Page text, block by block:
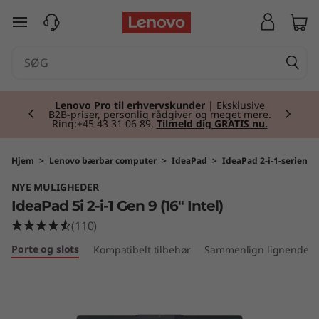
a
d
5
spring til hovedindhold
Lenovo Pro til erhvervskunder| Eksklusive
B2B-priser, personlig rådgiver og meget mere.
Ring:+45 43 31 06 89. Tilmeld dig GRATIS nu.
Currently displaying item 2 of 2
Hjem > Lenovo bærbar computer > IdeaPad > IdeaPad 2-i-1-serien
NYE MULIGHEDER
IdeaPad 5i 2-i-1 Gen 9 (16" Intel)
(110)
Porte og slots Kompatibelt tilbehør Sammenlign lignende